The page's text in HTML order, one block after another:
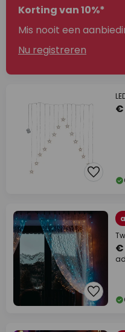
Korting van 10%*
Mis nooit een
Nu registreren
€
€